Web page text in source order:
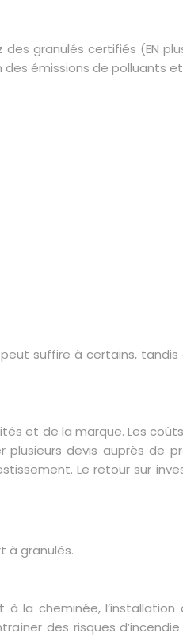
granulés certifiés (EN
émissions de polluants
suffire à certains,
et de la marque. Les
devis auprès de
Le retour sur
à granulés.
la cheminée,
des risques